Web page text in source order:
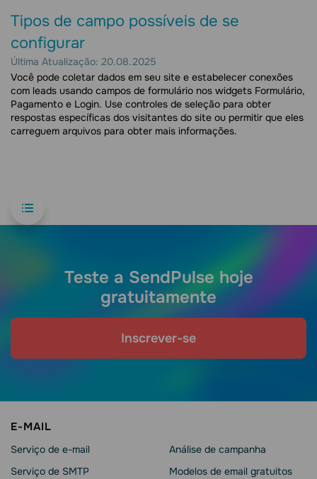
Tipos de campo possíveis de se
configurar
Última Atualização: 20.08.2025
Você pode coletar dados em seu site e estabelecer conexões
com leads usando campos de formulário nos widgets Formulário,
Pagamento e Login. Use controles de seleção para obter
respostas específicas dos visitantes do site ou permitir que eles
carreguem arquivos para obter mais informações.
Teste a SendPulse hoje
gratuitamente
Inscrever-se
E-MAIL
Serviço de e-mail
Serviço de SMTP
Análise de campanha
Modelos de email gratuitos